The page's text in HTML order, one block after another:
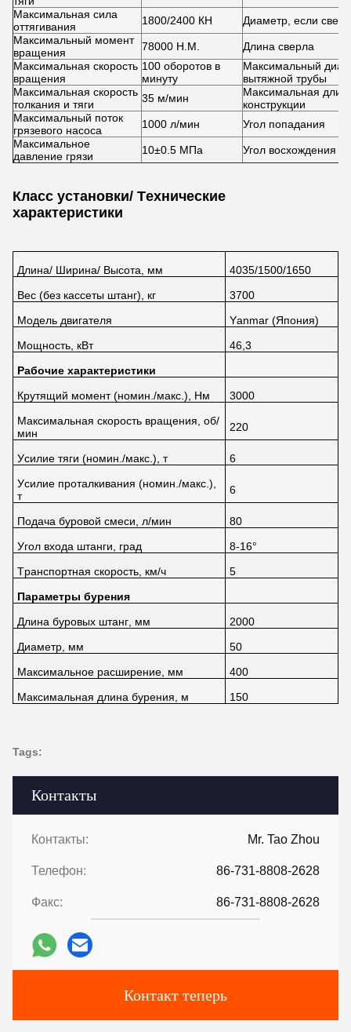
Контакты
Контакты: Mr. Tao Zhou
Телефон: 86-731-8808-2628
Факс: 86-731-8808-2628
Контакт теперь
Максимальная сила
оттягивания
1800/2400 КН
Диаметр, если
Максимальный момент
вращения
78000 Н.М.
Длина сверла
Максимальная скорость
вращения
100 оборотов в
минуту
Максимальный
вытяжной трубы
Максимальная скорость
толкания и тяги
35 м/мин
Максимальная
конструкции
Максимальный поток
грязевого насоса
1000 л/мин
Угол попадания
Максимальное
давление грязи
10±0.5 МПа Угол восхождения
Класс установки/ Технические
характеристики
Длина/ Ширина/ Высота, мм
4035/1500/1650
Вес (без кассеты штанг), кг
3700
Модель двигателя
Yanmar (Япония)
Мощность, кВт
46,3
Рабочие характеристики
Крутящий момент (номин./макс.), Нм
3000
Максимальная скорость вращения, об/
мин
220
Усилие тяги (номин./макс.), т
6
Усилие проталкивания (номин./макс.),
т
6
Подача буровой смеси, л/мин
80
Угол входа штанги, град
8-16°
Транспортная скорость, км/ч
5
Параметры бурения
Длина буровых штанг, мм
2000
Диаметр, мм
50
Максимальное расширение, мм
400
Максимальная длина бурения, м
150
Tags: